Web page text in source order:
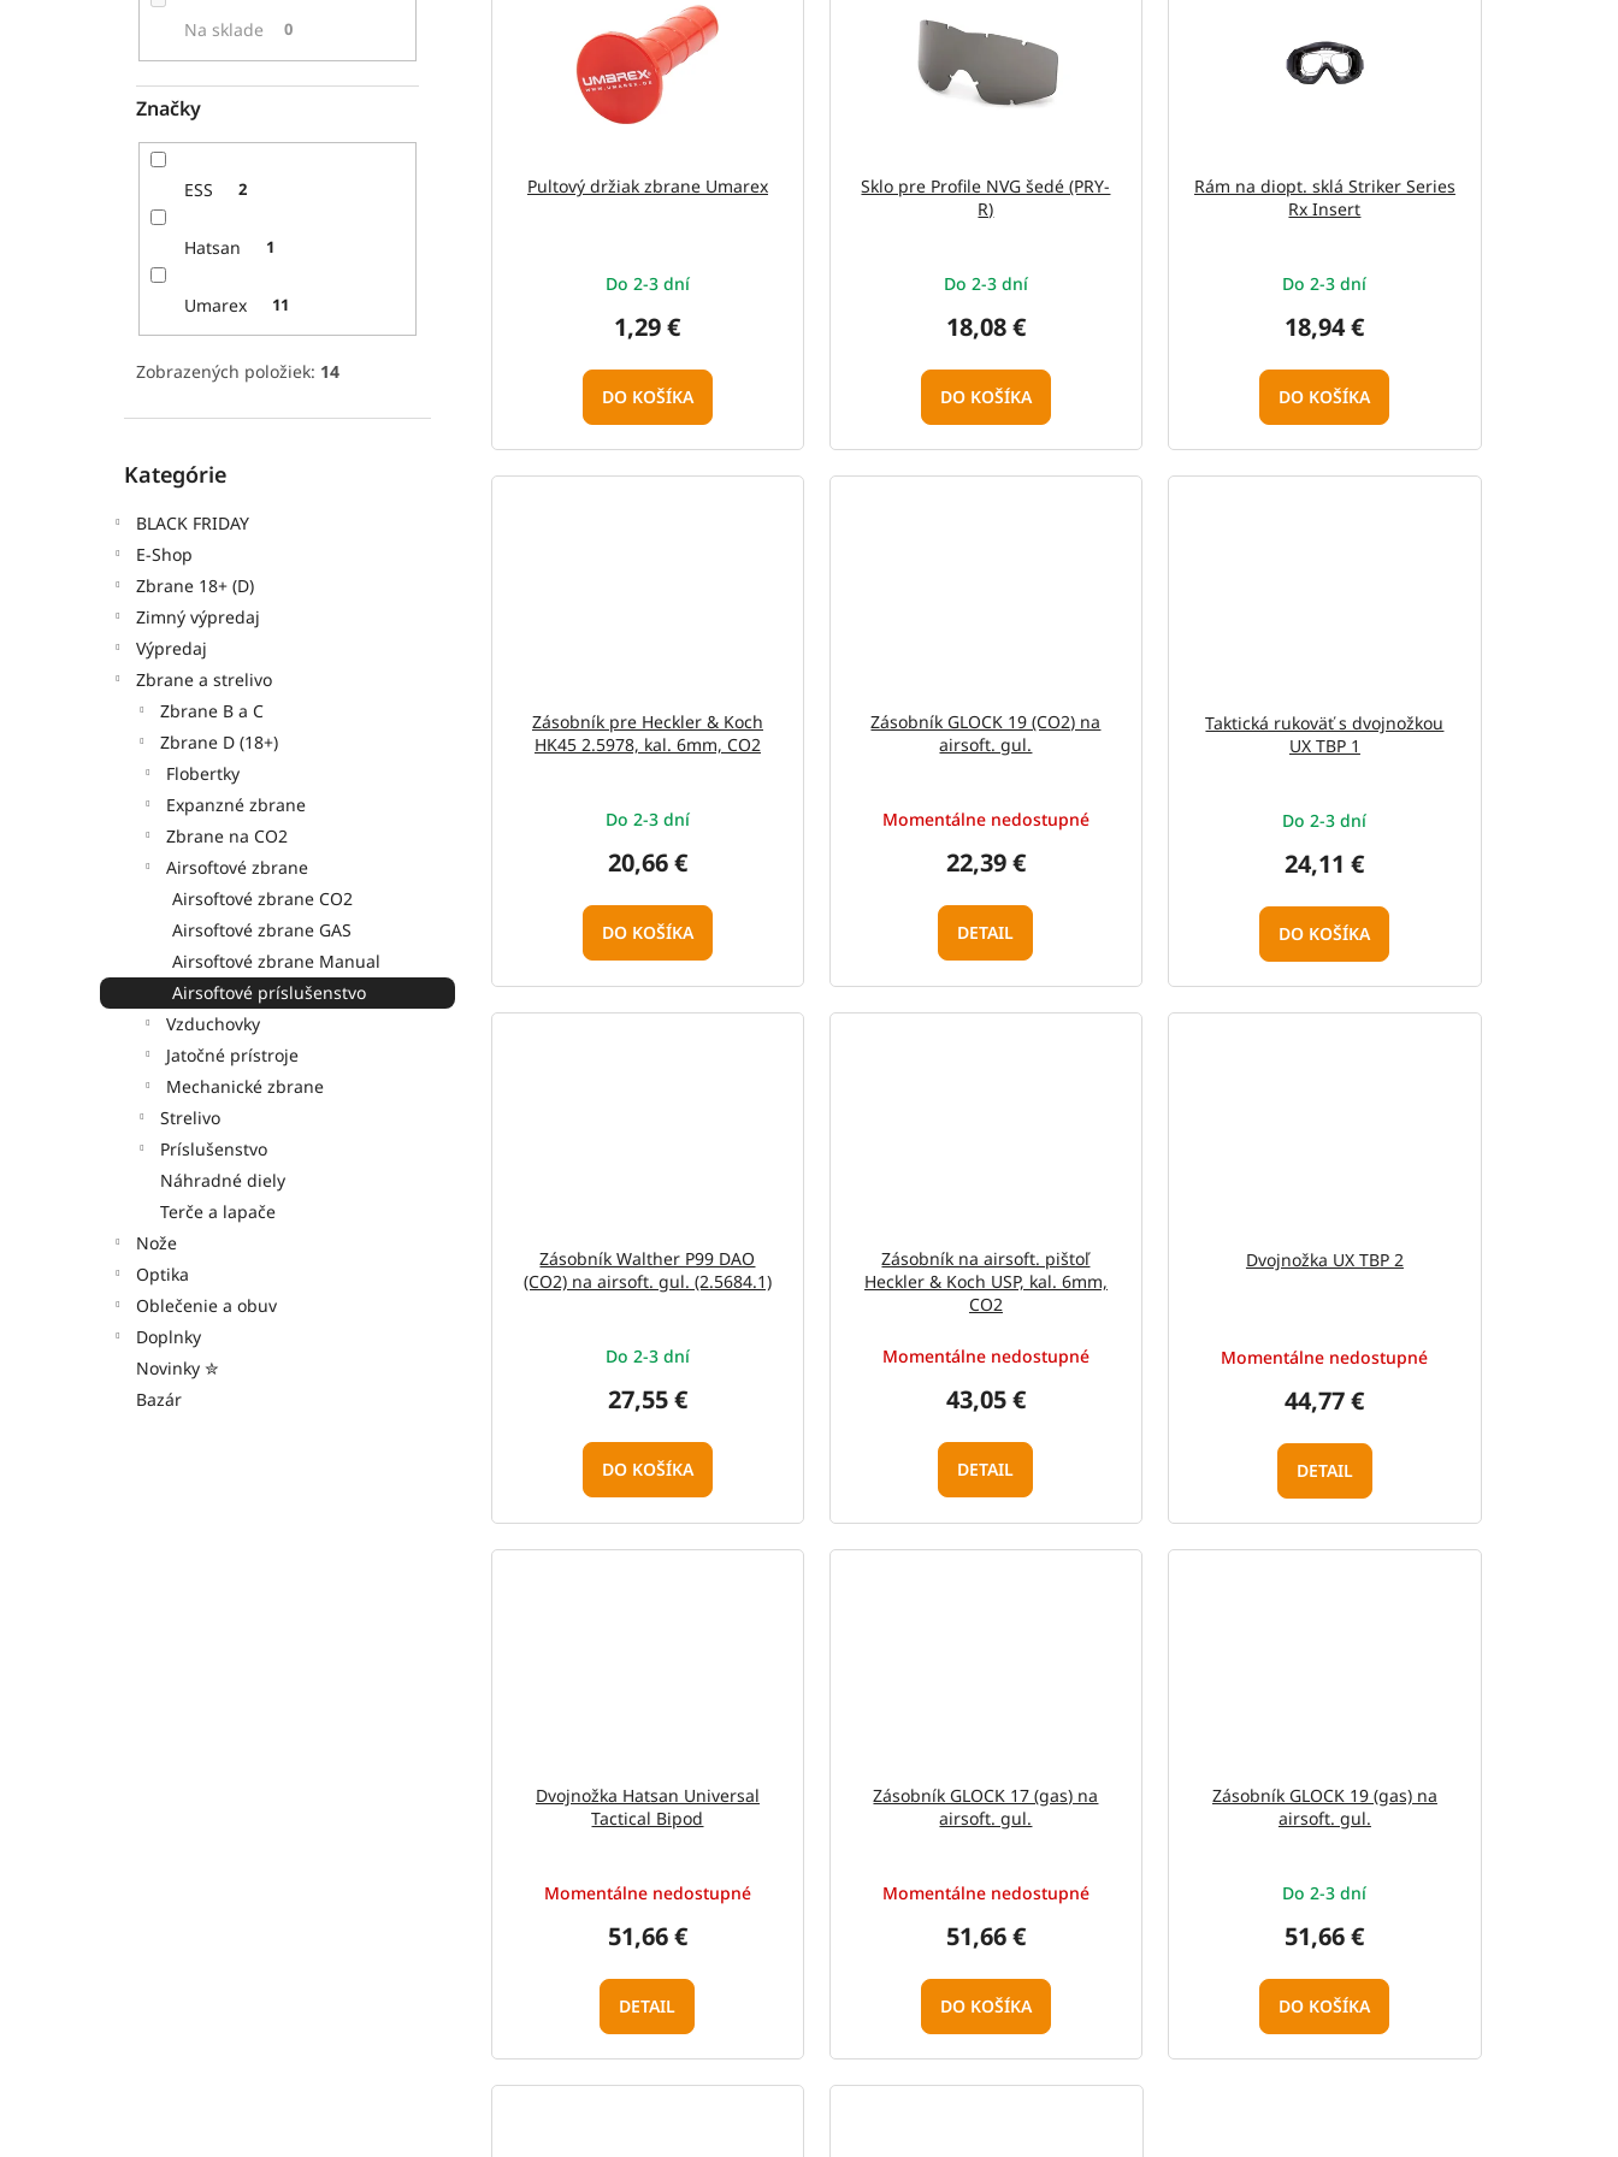
Na sklade 0
Značky
ESS 2
Hatsan 1
Umarex 11
Zobrazených položiek: 14
kategórie
Kategórie
BLACK FRIDAY
E-Shop
Zbrane 18+ (D)
Zimný výpredaj
Výpredaj
Zbrane a strelivo
Zbrane B a C
Zbrane D (18+)
Flobertky
Expanzné zbrane
Zbrane na CO2
Airsoftové zbrane
Airsoftové zbrane CO2
Airsoftové zbrane GAS
Airsoftové zbrane Manual
Airsoftové príslušenstvo
Vzduchovky
Jatočné prístroje
Mechanické zbrane
Strelivo
Príslušenstvo
Náhradné diely
Terče a lapače
Nože
Optika
Oblečenie a obuv
Doplnky
Novinky ✮
Bazár
Pultový držiak zbrane Umarex
Do 2-3 dní
1,29 €
DO KOŠÍKA
Sklo pre Profile NVG šedé (PRY-
R)
Do 2-3 dní
18,08 €
DO KOŠÍKA
Rám na diopt. sklá Striker Series
Rx Insert
Do 2-3 dní
18,94 €
DO KOŠÍKA
Zásobník pre Heckler & Koch
HK45 2.5978, kal. 6mm, CO2
Do 2-3 dní
20,66 €
DO KOŠÍKA
Zásobník GLOCK 19 (CO2) na
airsoft. gul.
Momentálne nedostupné
22,39 €
DETAIL
Taktická rukoväť s dvojnožkou
UX TBP 1
Do 2-3 dní
24,11 €
DO KOŠÍKA
Zásobník Walther P99 DAO
(CO2) na airsoft. gul. (2.5684.1)
Do 2-3 dní
27,55 €
DO KOŠÍKA
Zásobník na airsoft. pištoľ
Heckler & Koch USP, kal. 6mm,
CO2
Momentálne nedostupné
43,05 €
DETAIL
Dvojnožka UX TBP 2
Momentálne nedostupné
44,77 €
DETAIL
Dvojnožka Hatsan Universal
Tactical Bipod
Momentálne nedostupné
51,66 €
DETAIL
Zásobník GLOCK 17 (gas) na
airsoft. gul.
Momentálne nedostupné
51,66 €
DO KOŠÍKA
Zásobník GLOCK 19 (gas) na
airsoft. gul.
Do 2-3 dní
51,66 €
DO KOŠÍKA